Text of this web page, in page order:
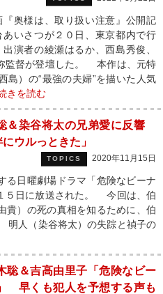
奥様は、取り扱い注意』公開記
あいさつが２０日、東京都内で行
出演者の綾瀬はるか、西島秀俊、
監督が登壇した。 本作は、元特
島）の“最強の夫婦”を描いた人気
きを読む
＆染谷将太の兄弟愛に反響
ウルっときた」
TOPICS 2020年11月15日
日曜劇場ドラマ「危険なビーナ
５日に放送された。 今回は、伯
貴）の死の真相を知るために、伯
人（染谷将太）の失踪と禎子の
聡＆吉高由里子「危険なビー
早くも犯人を予想する声も